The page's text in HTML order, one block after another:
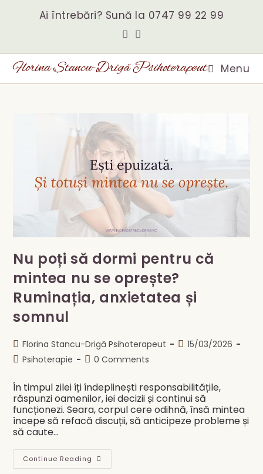
Ai întrebări? Sună la 0747 99 22 99
Florina Stancu-Drigă Psihoterapeut Menu
Nu poți să dormi pentru că
mintea nu se oprește?
Ruminația, anxietatea și
somnul
Post
author:
Florina Stancu-Drigă Psihoterapeut
Post15/03/2026
PostPsihoterapie
Post0 Comments
În timpul zilei îți îndeplinești responsabilitățile,
răspunzi oamenilor, iei decizii și continui să
funcționezi. Seara, corpul cere odihnă, însă mintea
începe să refacă discuții, să anticipeze probleme și
să caute…
Continue Reading Nu
Poți